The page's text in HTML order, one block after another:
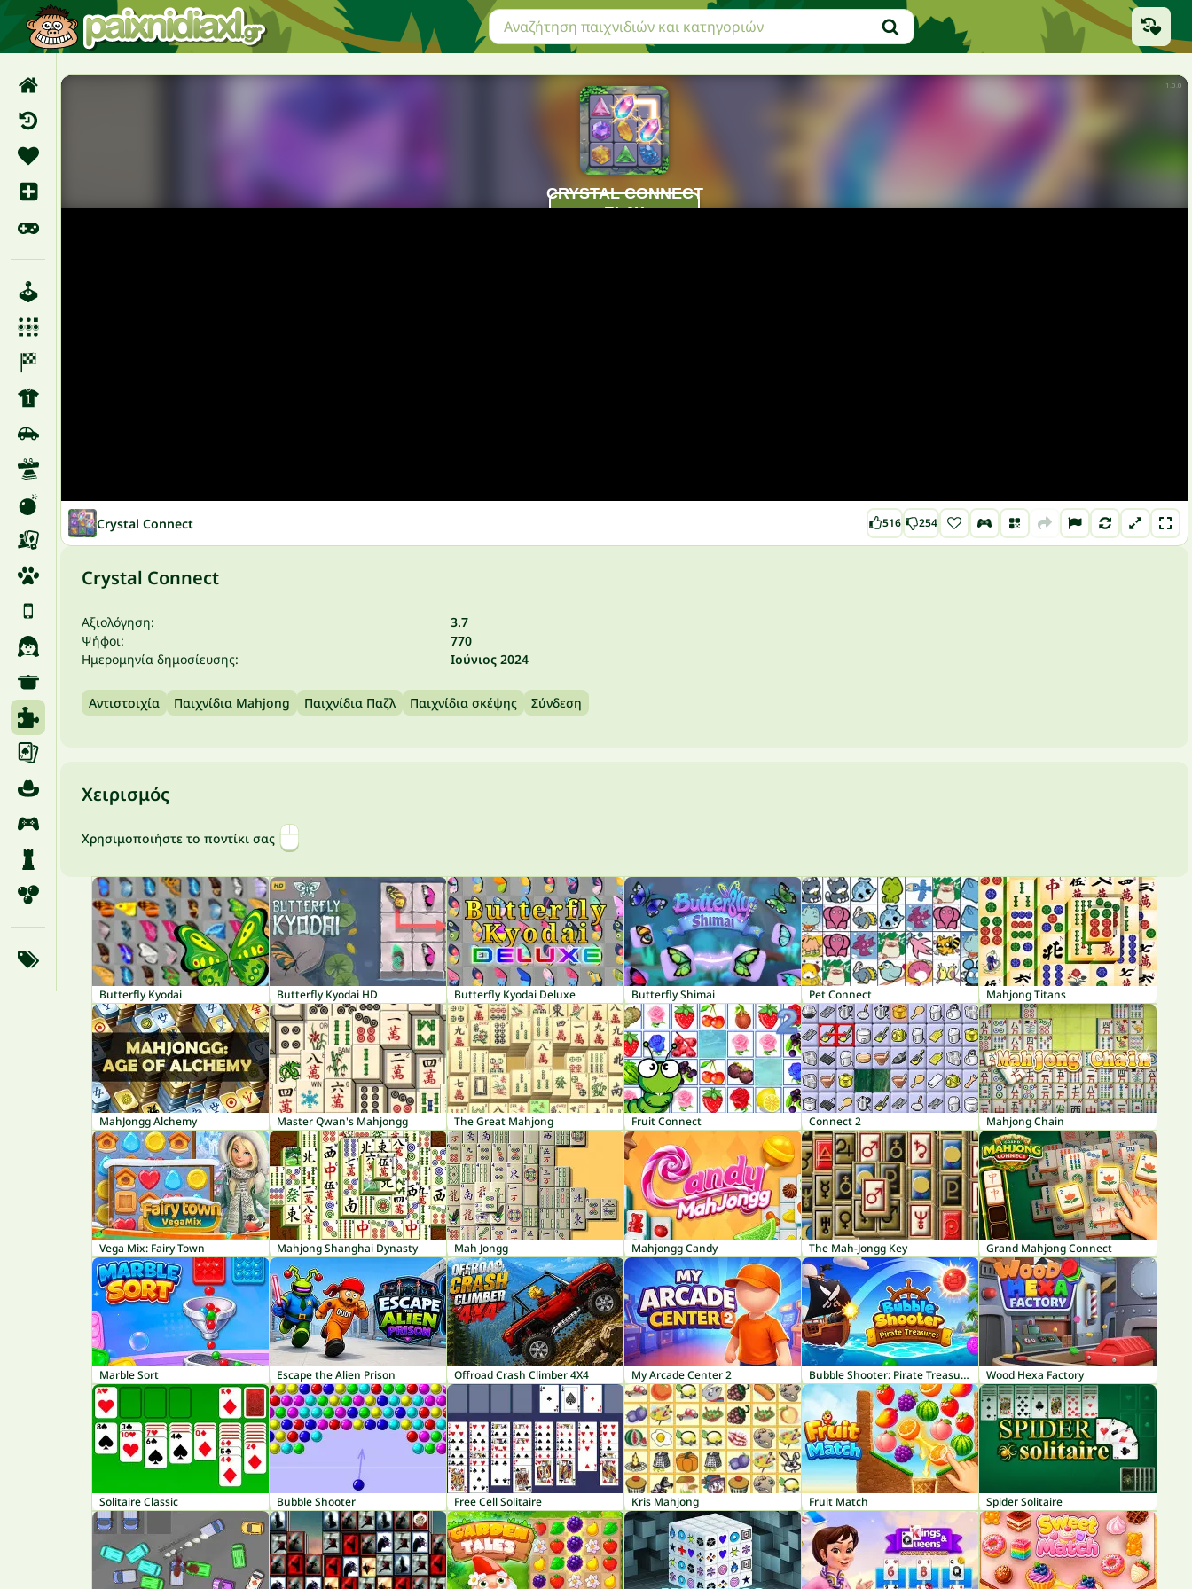
Crystal Connect 516 254
Crystal Connect
Αξιολόγηση:
3.7
Ψήφοι:
770
Ημερομηνία δημοσίευσης:
Ιούνιος 2024
Αντιστοιχία Παιχνίδια Mahjong Παιχνίδια Παζλ Παιχνίδια σκέψης Σύνδεση
Χειρισμός
Χρησιμοποιήστε το ποντίκι σας
Butterfly Kyodai Butterfly Kyodai HD Butterfly Kyodai Deluxe Butterfly Shimai Pet Connect Mahjong Titans
MahJongg Alchemy Master Qwan's Mahjongg The Great Mahjong Fruit Connect Connect 2 Mahjong Chain
Vega Mix: Fairy Town Mahjong Shanghai Dynasty Mah Jongg Mahjongg Candy The Mah-Jongg Key Grand Mahjong Connect
Marble Sort Escape the Alien Prison Offroad Crash Climber 4X4 My Arcade Center 2 Bubble Shooter: Pirate Treasures Wood Hexa Factory
Solitaire Classic Bubble Shooter Free Cell Solitaire Kris Mahjong Fruit Match Spider Solitaire